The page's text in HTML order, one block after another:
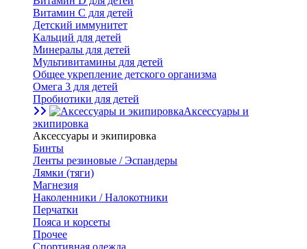
Витамин С для детей
Детский иммунитет
Кальций для детей
Минералы для детей
Мультивитамины для детей
Общее укрепление детского организма
Омега 3 для детей
Пробиотики для детей
Аксессуары и
экипировка
Аксессуары и экипировка
Бинты
Ленты резиновые / Эспандеры
Лямки (тяги)
Магнезия
Наколенники / Налокотники
Перчатки
Пояса и корсеты
Прочее
Спортивная одежда